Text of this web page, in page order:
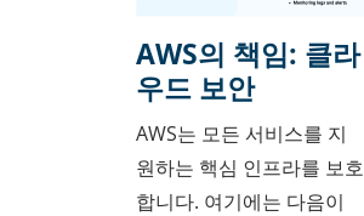
AWS의 책임: 클라
우드 보안
AWS는 모든 서비스를 지
원하는 핵심 인프라를 보호
합니다. 여기에는 다음이